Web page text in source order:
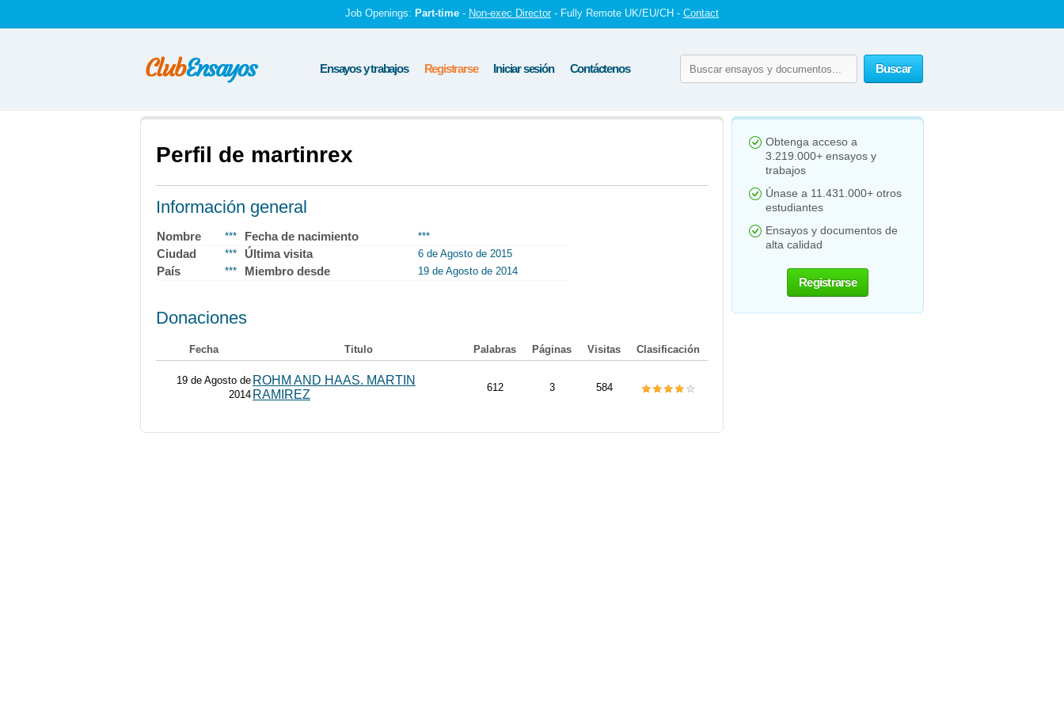
Job Openings: Part-time - Non-exec Director - Fully Remote UK/EU/CH - Contact
Buscar
Ensayos y trabajos Registrarse Iniciar sesión Contáctenos
Perfil de martinrex
Información general
Nombre *** Fecha de nacimiento ***
Ciudad *** Última visita 6 de Agosto de 2015
País *** Miembro desde 19 de Agosto de 2014
Donaciones
Fecha Titulo Palabras Páginas Visitas Clasificación
19 de Agosto de
2014
ROHM AND HAAS. MARTIN
RAMIREZ
612 3 584
Obtenga acceso a
3.219.000+ ensayos y
trabajos
Únase a 11.431.000+ otros
estudiantes
Ensayos y documentos de
alta calidad
Registrarse